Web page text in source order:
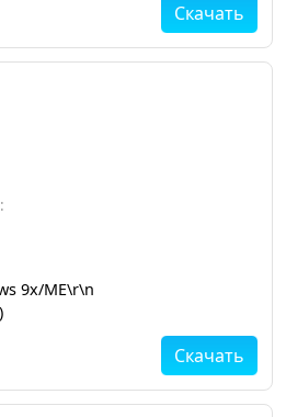
Скачать
9x/ME\r\n
Скачать